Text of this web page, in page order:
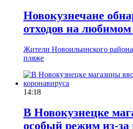
Новокузнечане
отходов на
Жители Новоильинского
пляже
14:18
В Новокузнецке
особый режим из-за